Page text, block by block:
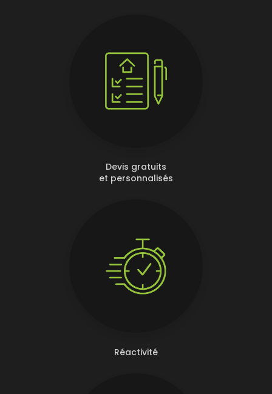
Devis gratuits
et personnalisés
Réactivité